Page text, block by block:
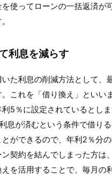
使ってローンの一括返済
利息を減らす
た利息の削減方法として
これを「借り換え」といい
5％に設定されているとし
息が済むという条件で借り
ができるので、年利2％分
契約を結んでしまった方は
を活用することで、毎月の